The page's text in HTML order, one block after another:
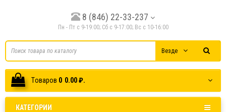
8 (846) 22-33-237
Пн - Пт с 9-19:00; Cб с 9-17:00; Вс с 10-16:00
Везде
Tоваров 0 0.00 ₽.
КАТЕГОРИИ